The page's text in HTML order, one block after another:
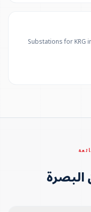
Substations for